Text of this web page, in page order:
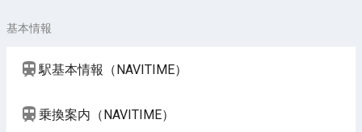
基本情報
駅基本情報（NAVITIME）
乗換案内（NAVITIME）